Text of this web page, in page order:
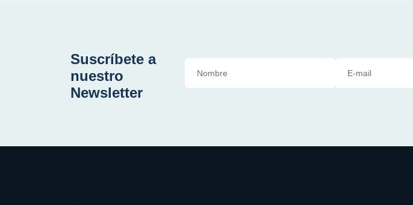
Suscríbete a
nuestro
Newsletter